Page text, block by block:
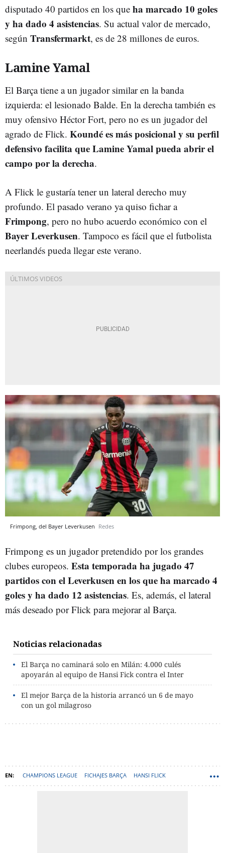
disputado 40 partidos en los que ha marcado 10 goles
y ha dado 4 asistencias. Su actual valor de mercado,
según Transfermarkt, es de 28 millones de euros.
Lamine Yamal
El Barça tiene a un jugador similar en la banda
izquierda: el lesionado Balde. En la derecha también es
muy ofensivo Héctor Fort, pero no es un jugador del
agrado de Flick. Koundé es más posicional y su perfil
defensivo facilita que Lamine Yamal pueda abrir el
campo por la derecha.
A Flick le gustaría tener un lateral derecho muy
profundo. El pasado verano ya quiso fichar a
Frimpong, pero no hubo acuerdo económico con el
Bayer Leverkusen. Tampoco es fácil que el futbolista
neerlandés pueda llegar este verano.
Frimpong, del Bayer Leverkusen Redes
Frimpong es un jugador pretendido por los grandes
clubes europeos. Esta temporada ha jugado 47
partidos con el Leverkusen en los que ha marcado 4
goles y ha dado 12 asistencias. Es, además, el lateral
más deseado por Flick para mejorar al Barça.
Noticias relacionadas
El Barça no caminará solo en Milán: 4.000 culés
apoyarán al equipo de Hansi Fick contra el Inter
El mejor Barça de la historia arrancó un 6 de mayo
con un gol milagroso
CHAMPIONS LEAGUE FICHAJES BARÇA HANSI FLICK